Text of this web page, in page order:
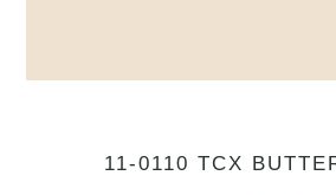
11-0110 TCX